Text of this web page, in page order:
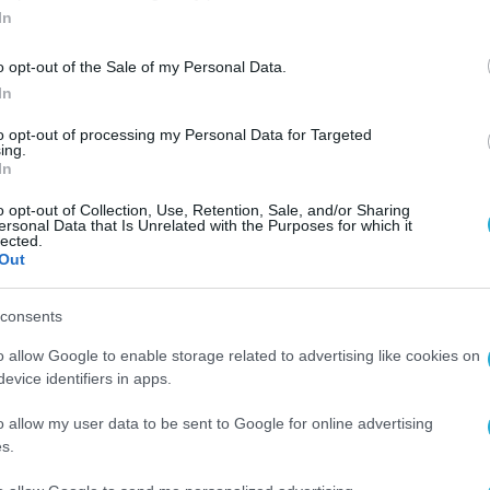
opt-out of the Sale of my Personal Data.
opt-out of processing my Personal Data for Targeted
opt-out of Collection, Use, Retention, Sale, and/or Sharing
Data that Is Unrelated with the Purposes for which it
allow Google to enable storage related to advertising like cookies on
identifiers in apps.
allow my user data to be sent to Google for online advertising